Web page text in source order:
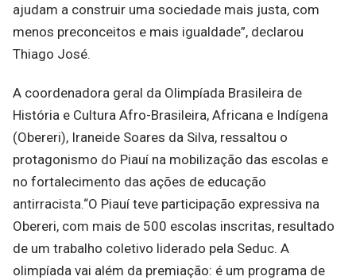
ajudam a construir uma sociedade mais justa, com
menos preconceitos e mais igualdade”, declarou
Thiago José.
A coordenadora geral da Olimpíada Brasileira de
História e Cultura Afro-Brasileira, Africana e Indígena
(Obereri), Iraneide Soares da Silva, ressaltou o
protagonismo do Piauí na mobilização das escolas e
no fortalecimento das ações de educação
antirracista.“O Piauí teve participação expressiva na
Obereri, com mais de 500 escolas inscritas, resultado
de um trabalho coletivo liderado pela Seduc. A
olimpíada vai além da premiação: é um programa de